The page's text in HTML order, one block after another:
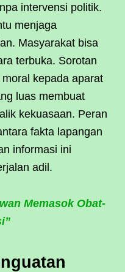
intervensi politik.
menjaga
Masyarakat bisa
terbuka. Sorotan
kepada aparat
luas membuat
kekuasaan. Peran
fakta lapangan
informasi ini
adil.
Memasok Obat-